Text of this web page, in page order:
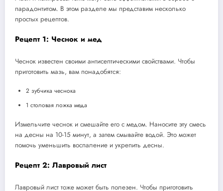
парадонтитом. В этом разделе мы представим несколько
простых рецептов.
Рецепт 1: Чеснок и мед
Чеснок известен своими антисептическими свойствами. Чтобы
приготовить мазь, вам понадобятся:
2 зубчика чеснока
1 столовая ложка меда
Измельчите чеснок и смешайте его с медом. Наносите эту смесь
на десны на 10-15 минут, а затем смывайте водой. Это может
помочь уменьшить воспаление и укрепить десны.
Рецепт 2: Лавровый лист
Лавровый лист тоже может быть полезен. Чтобы приготовить